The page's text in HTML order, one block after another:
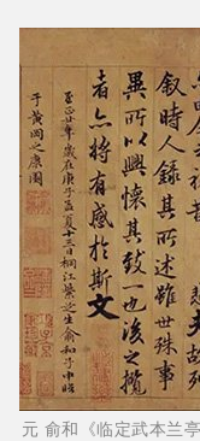
元 俞和《临定武本兰